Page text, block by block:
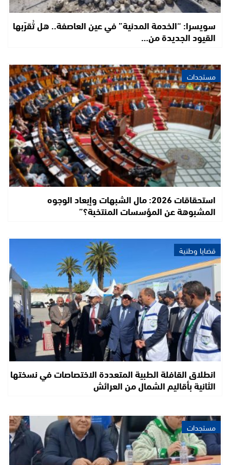
سويسرا: “الخدمة المدنية” في عين العاصفة.. هل تُقرّبها
القيود الجديدة من…
مستجدات
استحقاقات 2026: مال الشبهات وإبعاد الوجوه
المشبوهة عن المؤسسات المنتخبة؟”
قضايا وطنية
انطلاق القافلة الطبية المتعددة الاختصاصات في نسختها
الثانية بأقاليم الشمال من العرائش
مستجدات